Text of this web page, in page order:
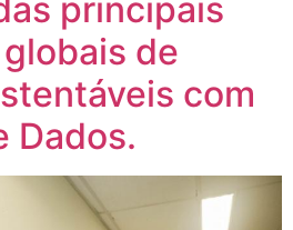
principais
de
com
Dados.